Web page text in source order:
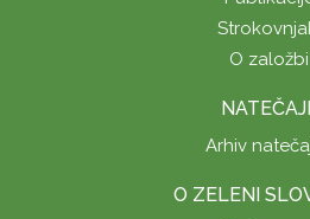
O založbi
NATEČAJI
Arhiv
O ZELENI